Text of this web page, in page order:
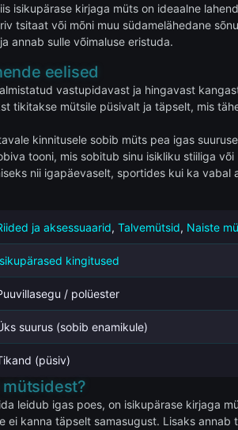
isikupärase kirjaga müts on ideaalne
tsitaat või mõni muu südamelähedane
annab sulle võimaluse eristuda.
eelised
vastupidavast ja hingavast
tikitakse mütsile püsivalt ja täpselt, mis
kinnitusele sobib müts pea igas
tooni, mis sobitub sinu isikliku stiiliga
nii igapäevaselt, sportides kui ka vabal
ja aksessuaarid,Talvemütsid, Naiste
kingitused
/ polüester
suurus (sobib enamikule)
(püsiv)
leidub igas poes, on isikupärase kirjaga
ei kanna täpselt samasugust. Lisaks